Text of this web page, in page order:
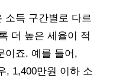
소득 구간별로 다르
더 높은 세율이 적
이죠. 예를 들어,
, 1,400만원 이하 소